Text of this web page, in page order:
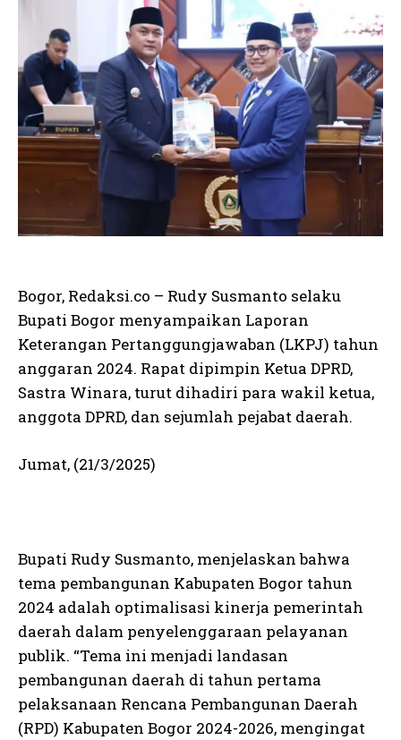
Bogor, Redaksi.co – Rudy Susmanto selaku
Bupati Bogor menyampaikan Laporan
Keterangan Pertanggungjawaban (LKPJ) tahun
anggaran 2024. Rapat dipimpin Ketua DPRD,
Sastra Winara, turut dihadiri para wakil ketua,
anggota DPRD, dan sejumlah pejabat daerah.
Jumat, (21/3/2025)
Bupati Rudy Susmanto, menjelaskan bahwa
tema pembangunan Kabupaten Bogor tahun
2024 adalah optimalisasi kinerja pemerintah
daerah dalam penyelenggaraan pelayanan
publik. “Tema ini menjadi landasan
pembangunan daerah di tahun pertama
pelaksanaan Rencana Pembangunan Daerah
(RPD) Kabupaten Bogor 2024-2026, mengingat